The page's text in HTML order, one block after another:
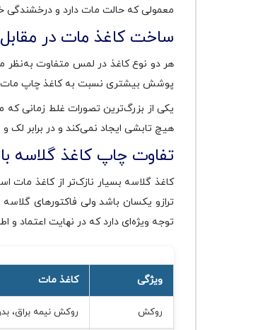
معمولی که حالت مات دارد و درخشندگی
ساخت کاغذ مات در
هر دو نوع کاغذ در لمس متفاوت به‌نظر
پوشش بیشتری نسبت به کاغذ چاپ مات
یکی از بزرگ‌ترین تصورات غلط زمانی
هیچ تابشی ایجاد نمی‌کند و در برابر لک
تفاوت چاپ کاغذ گلاسه
کاغذ گلاسه بسیار نازک‌تر از کاغذ مات
ترازو یکسان باشد ولی فاکتورهای
توجه ویژه‌ای دارد که در نهایت اعتماد
ویژگی کاغذ مات
روکش روکش نیمه براق،